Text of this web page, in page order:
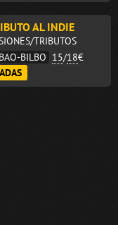
AL INDIE
TRIBUTOS
BILBO 15/18€